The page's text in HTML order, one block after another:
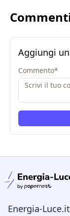
Aggiungi
Commento*
Energia-Luce.it